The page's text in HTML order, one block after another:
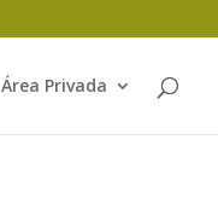
Área Privada